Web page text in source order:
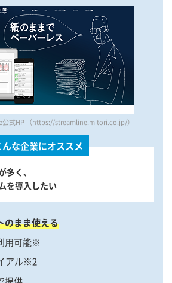
公式HP （https://streamline.mitori.co.jp/）
んな企業にオススメ
く、
を導入したい
のまま使える
⽤可能※
アル※2